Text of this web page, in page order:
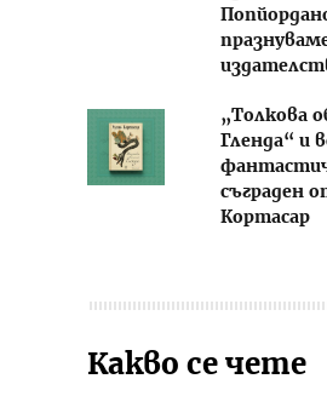
„Толкова
Гленда“ и
съграден
Кортасар
Какво се чете